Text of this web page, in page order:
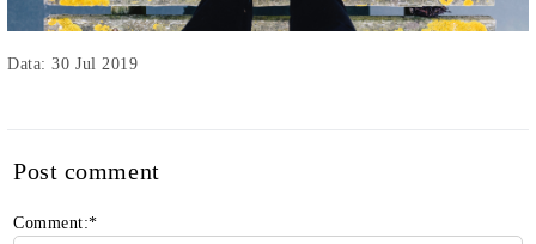
Data: 30 Jul 2019
Post comment
Comment:*